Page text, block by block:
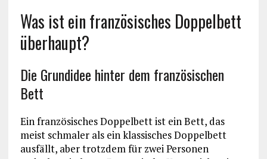
Was ist ein französisches Doppelbett
überhaupt?
Die Grundidee hinter dem französischen
Bett
Ein französisches Doppelbett ist ein Bett, das
meist schmaler als ein klassisches Doppelbett
ausfällt, aber trotzdem für zwei Personen